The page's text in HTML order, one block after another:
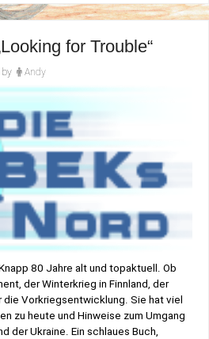
for Trouble“
by Andy
80 Jahre alt und topaktuell. Ob
der Winterkrieg in Finnland, der
die Vorkriegsentwicklung. Sie hat viel
zu heute und Hinweise zum Umgang
der Ukraine. Ein schlaues Buch,